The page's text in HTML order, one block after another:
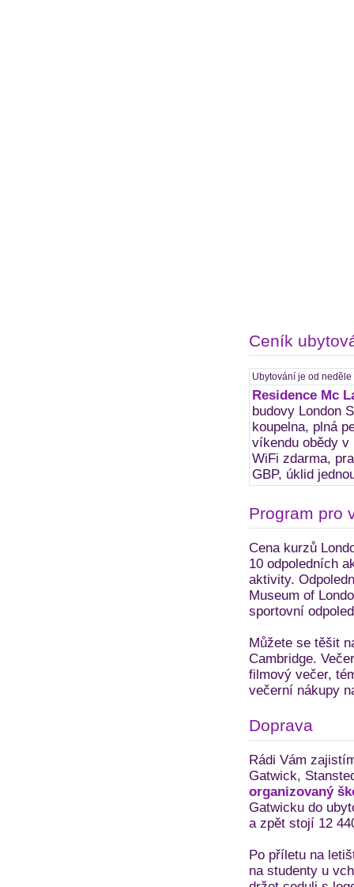
Ceník
Ubytování je od
Residence Mc
budovy London
koupelna, plná
víkendu obědy
WiFi zdarma,
GBP, úklid
Program pro
Cena kurzů
10 odpoledních
aktivity.
Museum of
sportovní
Můžete se těšit
Cambridge.
filmový večer,
večerní nákupy
Doprava
Rádi Vám
Gatwick,
organizovaný
Gatwicku do
a zpět stojí 12
Po příletu na
na studenty u